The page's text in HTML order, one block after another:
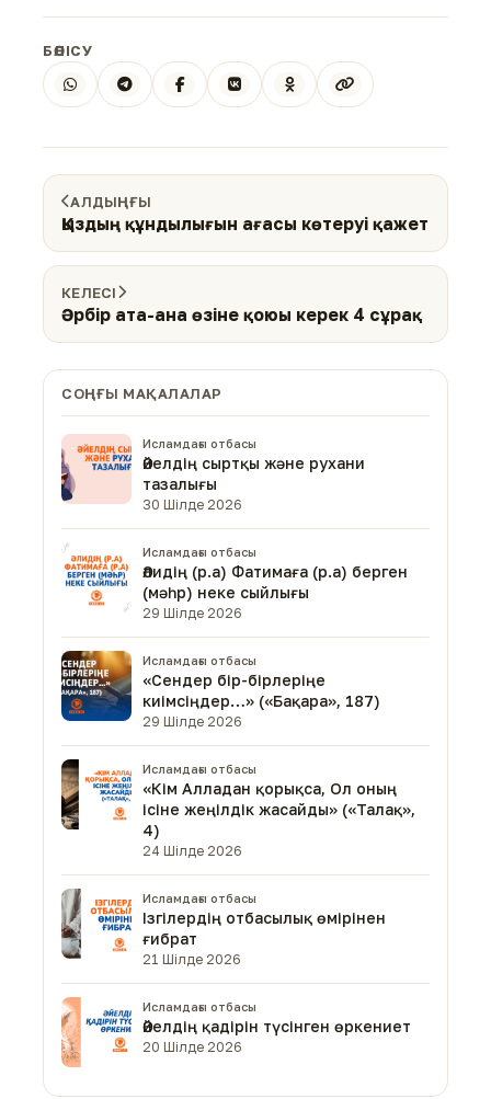
БӨЛІСУ
АЛДЫҢҒЫ
Қыздың құндылығын ағасы көтеруі қажет
КЕЛЕСІ
Әрбір ата-ана өзіне қоюы керек 4 сұрақ
СОҢҒЫ МАҚАЛАЛАР
Исламдағы отбасы
Әйелдің сыртқы және рухани
тазалығы
30 Шілде 2026
Исламдағы отбасы
Әлидің (р.а) Фатимаға (р.а) берген
(мәһр) неке сыйлығы
29 Шілде 2026
Исламдағы отбасы
«Сендер бір-бірлеріңе
киімсіңдер…» («Бақара», 187)
29 Шілде 2026
Исламдағы отбасы
«Кім Алладан қорықса, Ол оның
ісіне жеңілдік жасайды» («Талақ»,
4)
24 Шілде 2026
Исламдағы отбасы
Ізгілердің отбасылық өмірінен
ғибрат
21 Шілде 2026
Исламдағы отбасы
Әйелдің қадірін түсінген өркениет
20 Шілде 2026